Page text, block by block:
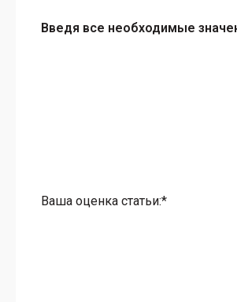
Введя все необходимые
Ваша оценка статьи:*